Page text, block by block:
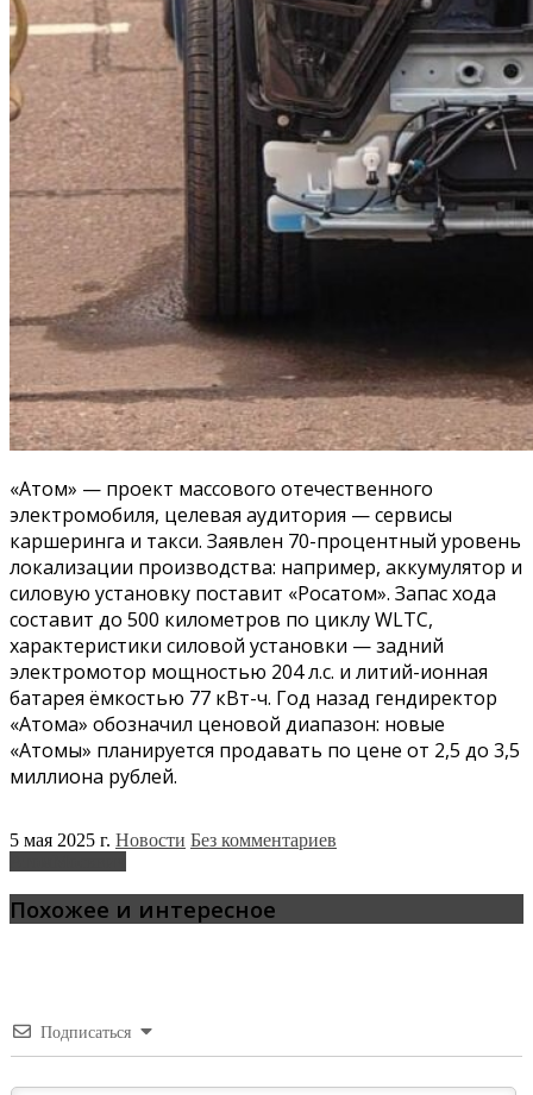
«Атом» — проект массового отечественного
электромобиля, целевая аудитория — сервисы
каршеринга и такси. Заявлен 70-процентный уровень
локализации производства: например, аккумулятор и
силовую установку поставит «Росатом». Запас хода
составит до 500 километров по циклу WLTC,
характеристики силовой установки — задний
электромотор мощностью 204 л.с. и литий-ионная
батарея ёмкостью 77 кВт-ч. Год назад гендиректор
«Атома» обозначил ценовой диапазон: новые
«Атомы» планируется продавать по цене от 2,5 до 3,5
миллиона рублей.
5 мая 2025 г. Новости Без комментариев
Похожее и интересное
Подписаться